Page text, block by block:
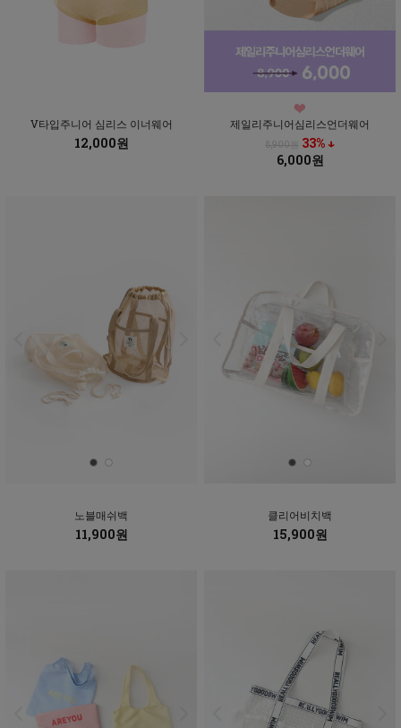
V타입주니어 심리스 이너웨어
12,000원
제일리주니어심리스언더웨어
8,900원 33% ↓
6,000원
노블매쉬백
11,900원
클리어비치백
15,900원